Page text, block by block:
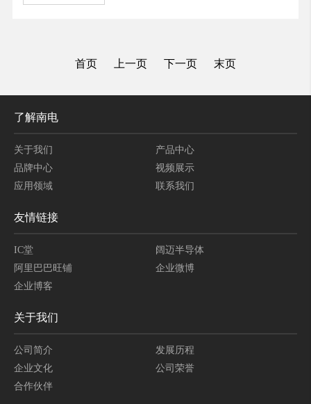
首页 上一页 下一页 末页
了解南电
关于我们
产品中心
品牌中心
视频展示
应用领域
联系我们
友情链接
IC堂
阔迈半导体
阿里巴巴旺铺
企业微博
企业博客
关于我们
公司简介
发展历程
企业文化
公司荣誉
合作伙伴